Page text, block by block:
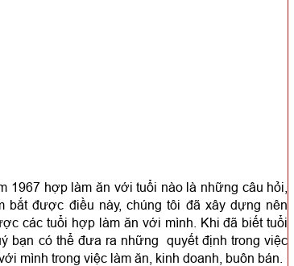
1967 hợp làm ăn với tuổi nào là những câu hỏi,
bắt được điều này, chúng tôi đã xây dựng nên
các tuổi hợp làm ăn với mình. Khi đã biết tuổi
bạn có thể đưa ra những quyết định trong việc
mình trong việc làm ăn, kinh doanh, buôn bán.